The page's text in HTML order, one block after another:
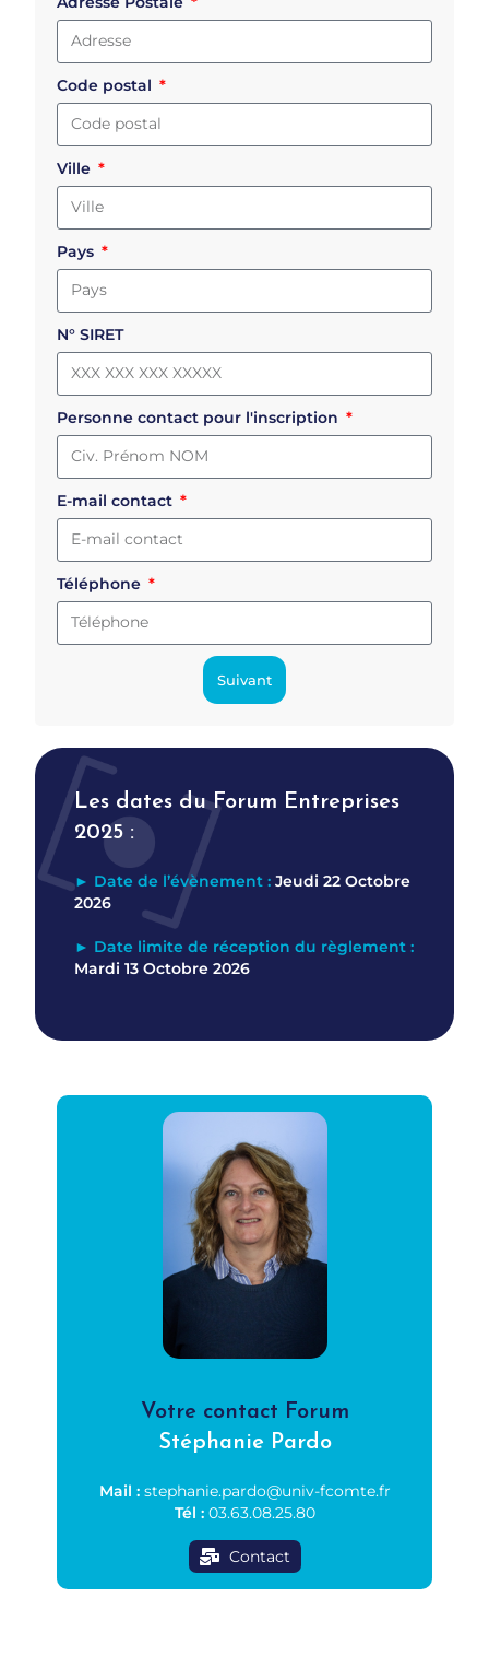
Code postal
Ville
Pays
N° SIRET
Personne contact pour l'inscription
E-mail contact
Téléphone
Suivant
Les dates du Forum Entreprises
2025 :
► Date de l’évènement :Jeudi 22 Octobre
2026
► Date limite de réception du règlement :
Mardi 13 Octobre 2026
Votre contact Forum
Stéphanie Pardo
Mail : stephanie.pardo@univ-fcomte.fr
Tél :03.63.08.25.80
Contact